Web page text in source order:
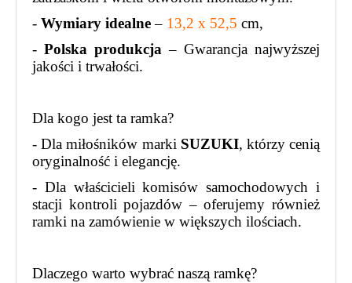
- Wymiary idealne– 13,2 x 52,5 cm,
- Polska produkcja – Gwarancja najwyższej
jakości i trwałości.
Dla kogo jest ta ramka?
- Dla miłośników marki SUZUKI, którzy cenią
oryginalność i elegancję.
- Dla właścicieli komisów samochodowych i
stacji kontroli pojazdów – oferujemy również
ramki na zamówienie w większych ilościach.
Dlaczego warto wybrać naszą ramkę?